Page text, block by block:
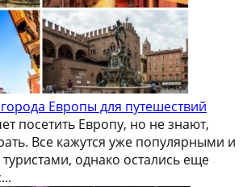
Европы для путешествий
посетить Европу, но не знают,
Все кажутся уже популярными и
однако остались еще